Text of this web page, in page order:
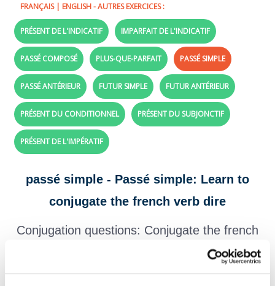
FRANÇAIS| ENGLISH- AUTRES EXERCICES :
PRÉSENT DE L'INDICATIF IMPARFAIT DE L'INDICATIF
PASSÉ COMPOSÉ PLUS-QUE-PARFAIT PASSÉ SIMPLE
PASSÉ ANTÉRIEUR FUTUR SIMPLE FUTUR ANTÉRIEUR
PRÉSENT DU CONDITIONNEL PRÉSENT DU SUBJONCTIF
PRÉSENT DE L'IMPÉRATIF
passé simple - Passé simple: Learn to
conjugate the french verb dire
Conjugation questions: Conjugate the french